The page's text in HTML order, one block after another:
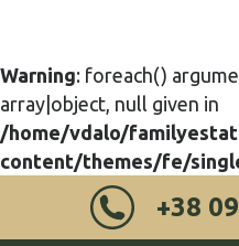
Warning: foreach()
array|object, null given in
/home/vdalo/
content/themes/fe/
+38